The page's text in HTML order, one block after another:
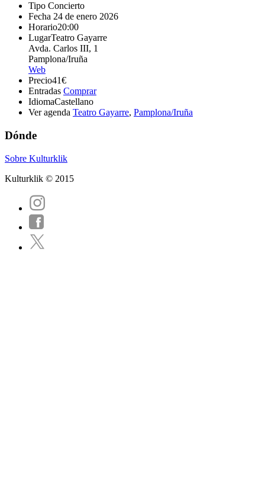
Tipo Concierto
Fecha 24 de enero 2026
Horario20:00
LugarTeatro Gayarre
Avda. Carlos III, 1
Pamplona/Iruña
Web
Precio41€
Entradas Comprar
IdiomaCastellano
Ver agenda Teatro Gayarre, Pamplona/Iruña
Dónde
Sobre Kulturklik
Kulturklik © 2015